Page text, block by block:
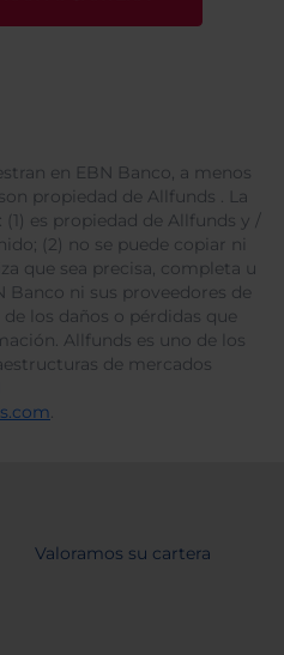
en EBN Banco, a menos
propiedad de Allfunds . La
es propiedad de Allfunds y /
(2) no se puede copiar ni
que sea precisa, completa u
ni sus proveedores de
los daños o pérdidas que
Allfunds es uno de los
de mercados
.
Valoramos su cartera